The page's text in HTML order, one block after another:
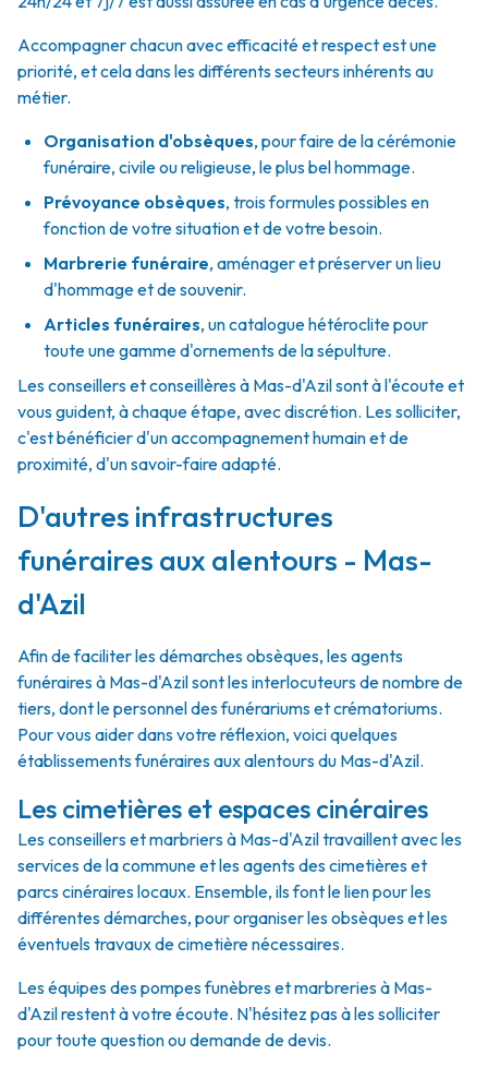
Accompagner chacun avec efficacité et respect est une
priorité, et cela dans les différents secteurs inhérents au
métier.
Organisation d'obsèques, pour faire de la cérémonie
funéraire, civile ou religieuse, le plus bel hommage.
Prévoyance obsèques, trois formules possibles en
fonction de votre situation et de votre besoin.
Marbrerie funéraire, aménager et préserver un lieu
d'hommage et de souvenir.
Articles funéraires, un catalogue hétéroclite pour
toute une gamme d'ornements de la sépulture.
Les conseillers et conseillères à Mas-d'Azil sont à l'écoute et
vous guident, à chaque étape, avec discrétion. Les solliciter,
c'est bénéficier d'un accompagnement humain et de
proximité, d'un savoir-faire adapté.
D'autres infrastructures
funéraires aux alentours - Mas-
d'Azil
Afin de faciliter les démarches obsèques, les agents
funéraires à Mas-d'Azil sont les interlocuteurs de nombre de
tiers, dont le personnel des funérariums et crématoriums.
Pour vous aider dans votre réflexion, voici quelques
établissements funéraires aux alentours du Mas-d'Azil.
Les cimetières et espaces cinéraires
Les conseillers et marbriers à Mas-d'Azil travaillent avec les
services de la commune et les agents des cimetières et
parcs cinéraires locaux. Ensemble, ils font le lien pour les
différentes démarches, pour organiser les obsèques et les
éventuels travaux de cimetière nécessaires.
Les équipes des pompes funèbres et marbreries à Mas-
d'Azil restent à votre écoute. N'hésitez pas à les solliciter
pour toute question ou demande de devis.